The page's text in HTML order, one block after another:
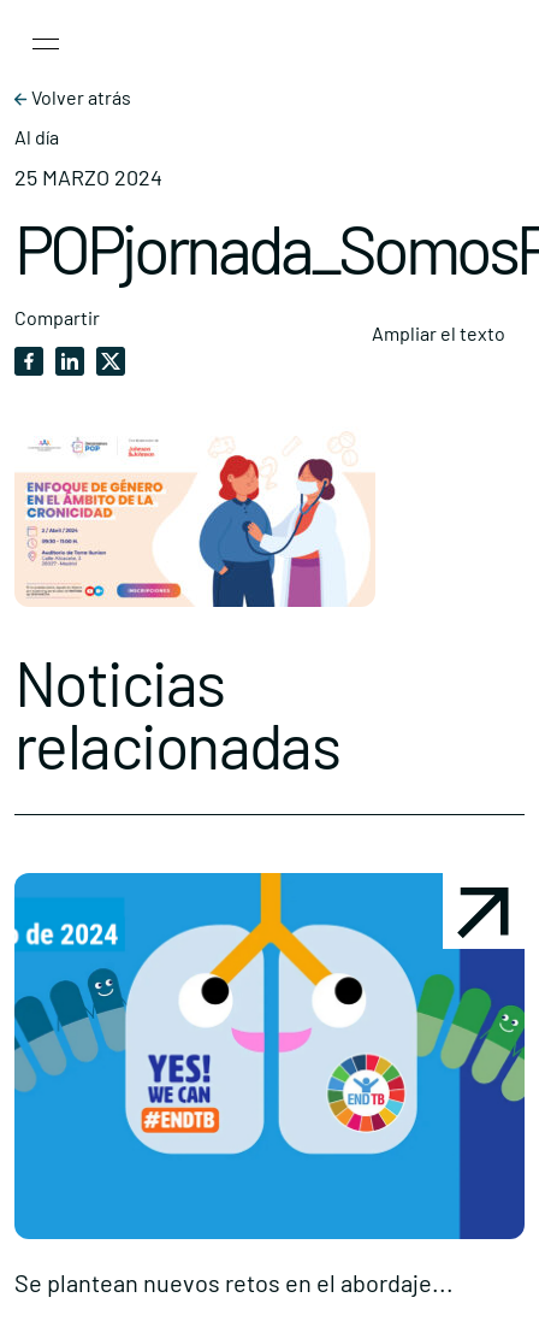
Main Navigation
Volver atrás
Al día
25 MARZO 2024
Compartir
Ampliar el texto
Noticias
relacionadas
Se plantean nuevos retos en el abordaje...